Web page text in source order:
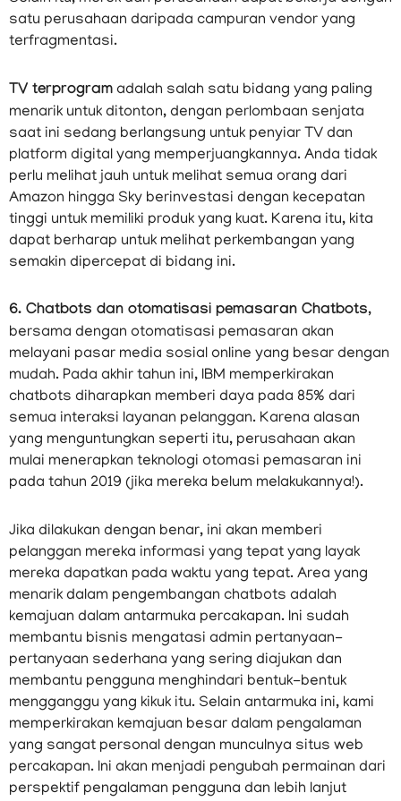
satu perusahaan daripada campuran vendor yang
terfragmentasi.
TV terprogram adalah salah satu bidang yang paling
menarik untuk ditonton, dengan perlombaan senjata
saat ini sedang berlangsung untuk penyiar TV dan
platform digital yang memperjuangkannya. Anda tidak
perlu melihat jauh untuk melihat semua orang dari
Amazon hingga Sky berinvestasi dengan kecepatan
tinggi untuk memiliki produk yang kuat. Karena itu, kita
dapat berharap untuk melihat perkembangan yang
semakin dipercepat di bidang ini.
6. Chatbots dan otomatisasi pemasaran Chatbots,
bersama dengan otomatisasi pemasaran akan
melayani pasar media sosial online yang besar dengan
mudah. Pada akhir tahun ini, IBM memperkirakan
chatbots diharapkan memberi daya pada 85% dari
semua interaksi layanan pelanggan. Karena alasan
yang menguntungkan seperti itu, perusahaan akan
mulai menerapkan teknologi otomasi pemasaran ini
pada tahun 2019 (jika mereka belum melakukannya!).
Jika dilakukan dengan benar, ini akan memberi
pelanggan mereka informasi yang tepat yang layak
mereka dapatkan pada waktu yang tepat. Area yang
menarik dalam pengembangan chatbots adalah
kemajuan dalam antarmuka percakapan. Ini sudah
membantu bisnis mengatasi admin pertanyaan-
pertanyaan sederhana yang sering diajukan dan
membantu pengguna menghindari bentuk-bentuk
mengganggu yang kikuk itu. Selain antarmuka ini, kami
memperkirakan kemajuan besar dalam pengalaman
yang sangat personal dengan munculnya situs web
percakapan. Ini akan menjadi pengubah permainan dari
perspektif pengalaman pengguna dan lebih lanjut